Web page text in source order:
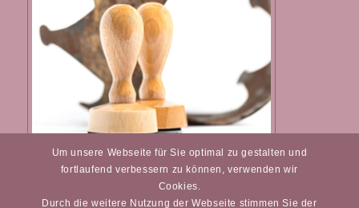
Individuelle Stempel
Um unsere Webseite für Sie optimal zu gestalten und
fortlaufend verbessern zu können, verwenden wir
Cookies.
Durch die weitere Nutzung der Webseite stimmen Sie der